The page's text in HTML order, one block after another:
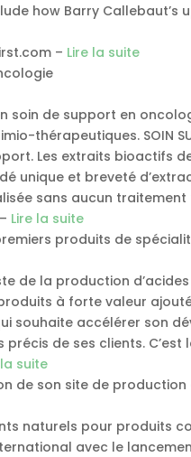
how Barry Callebaut’s
– Lire la suite
soin de support en
thérapeutiques. SOIN
Les extraits bioactifs
unique et breveté
sans aucun
Lire la suite
produits de
de la production
à forte valeur
souhaite accélérer son
de ses clients.
suite
de son site de production
naturels pour produits
avec le